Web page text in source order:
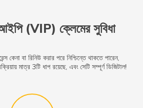
(VIP) ক্লেমের সুবিধা
কেনা বা রিনিউ করার পরে নিশ্চিন্তে থাকতে পারেন,
মাত্র 3টি ধাপ রয়েছে, এবং সেটি সম্পূর্ণ ডিজিটাল!